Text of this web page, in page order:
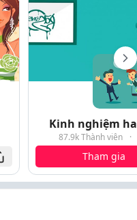
Kinh nghiệm
87.9k Thành viên ·
Tham gia